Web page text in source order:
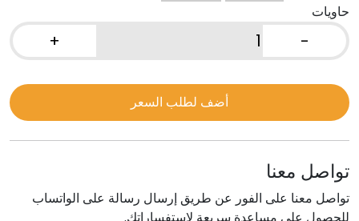
حاويات
-
+
أضف لطلب السعر
تواصل معنا
تواصل معنا على الفور عن طريق إرسال رسالة على الواتساب
للحصول على مساعدة سريعة لاستفساراتك.